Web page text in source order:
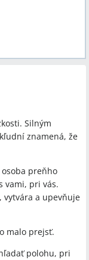
Silným
znamená, že
preňho
vami, pri vás.
vytvára a upevňuje
malo prejsť.
polohu, pri